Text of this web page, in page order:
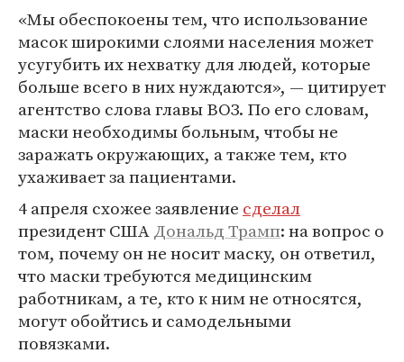
«Мы обеспокоены тем, что использование
масок широкими слоями населения может
усугубить их нехватку для людей, которые
больше всего в них нуждаются», — цитирует
агентство слова главы ВОЗ. По его словам,
маски необходимы больным, чтобы не
заражать окружающих, а также тем, кто
ухаживает за пациентами.
4 апреля схожее заявление сделал
президент СШАДональд Трамп: на вопрос о
том, почему он не носит маску, он ответил,
что маски требуются медицинским
работникам, а те, кто к ним не относятся,
могут обойтись и самодельными
повязками.